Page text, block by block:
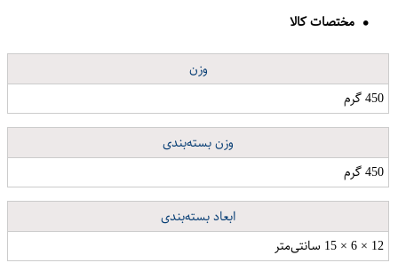
مختصات کالا
وزن
450 گرم
وزن بسته‌بندی
450 گرم
ابعاد بسته‌بندی
12 × 6 × 15 سانتی‌متر